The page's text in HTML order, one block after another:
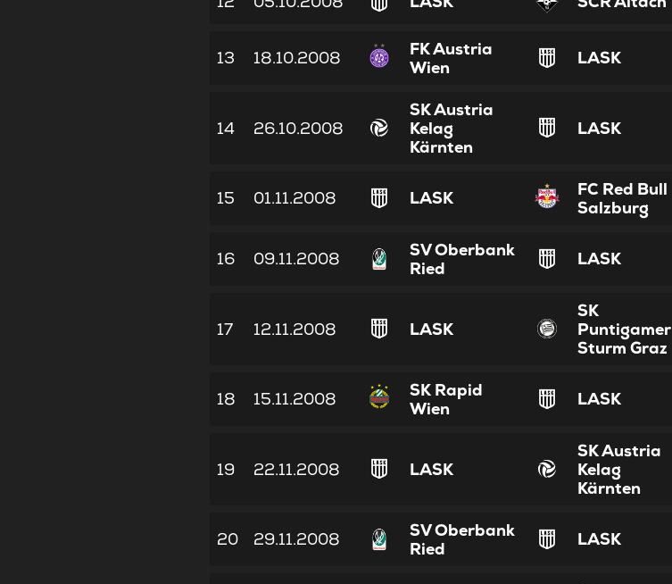
13 18.10.2008
FK Austria
Wien
LASK
14 26.10.2008
SK Austria
Kelag
Kärnten
LASK
15 01.11.2008 LASK
FC Red Bull
Salzburg
16 09.11.2008
SV Oberbank
Ried
LASK
17 12.11.2008 LASK
SK
Puntigamer
Sturm Graz
18 15.11.2008
SK Rapid
Wien
LASK
19 22.11.2008 LASK
SK Austria
Kelag
Kärnten
20 29.11.2008
SV Oberbank
Ried
LASK